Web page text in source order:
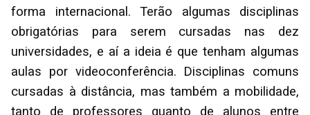
forma internacional. Terão algumas disciplinas
obrigatórias para serem cursadas nas dez
universidades, e aí a ideia é que tenham algumas
aulas por videoconferência. Disciplinas comuns
cursadas à distância, mas também a mobilidade,
tanto de professores quanto de alunos entre